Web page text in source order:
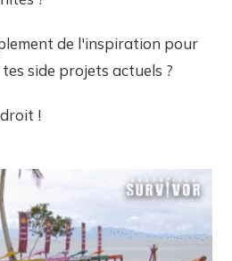
de l'inspiration pour
side projets actuels ?
!